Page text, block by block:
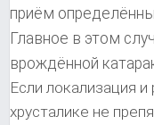
приём
Главное в этом
врождённой
Если локализация
хрусталике не